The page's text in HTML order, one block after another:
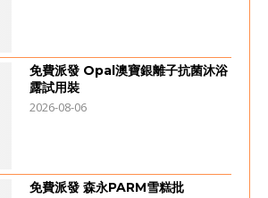
免費派發 Opal澳寶銀離子抗菌沐浴
露試用裝
2026-08-06
免費派發 森永PARM雪糕批